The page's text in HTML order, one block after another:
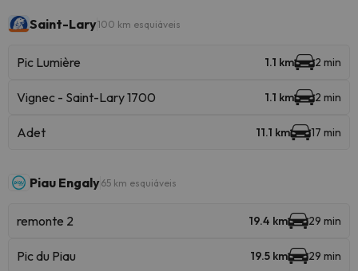
Saint-Lary100 km esquiáveis
Pic Lumière 1.1 km 2 min
Vignec - Saint-Lary 1700 1.1 km 2 min
Adet 11.1 km 17 min
Piau Engaly65 km esquiáveis
remonte 2 19.4 km 29 min
Pic du Piau 19.5 km 29 min